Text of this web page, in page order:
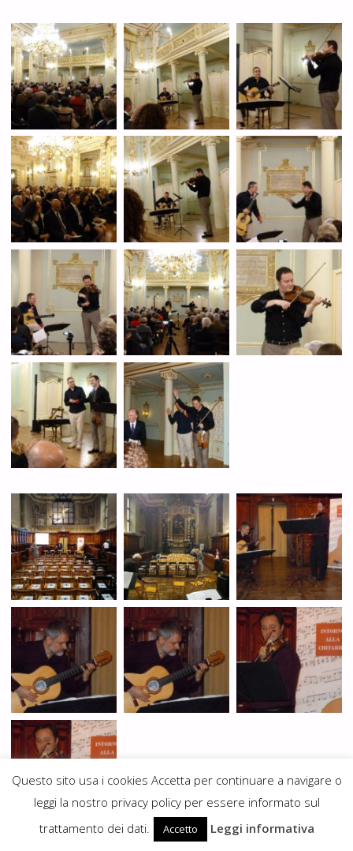
Questo sito usa i cookies Accetta per continuare a navigare o
leggi la nostro privacy policy per essere informato sul
trattamento dei dati.
Accetto Leggi informativa